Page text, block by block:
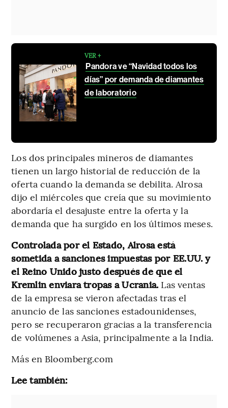
VER +
Pandora ve “Navidad todos los
días” por demanda de diamantes
de laboratorio
Los dos principales mineros de diamantes
tienen un largo historial de reducción de la
oferta cuando la demanda se debilita. Alrosa
dijo el miércoles que creía que su movimiento
abordaría el desajuste entre la oferta y la
demanda que ha surgido en los últimos meses.
Controlada por el Estado, Alrosa está
sometida a sanciones impuestas por EE.UU. y
el Reino Unido justo después de que el
Kremlin enviara tropas a Ucrania. Las ventas
de la empresa se vieron afectadas tras el
anuncio de las sanciones estadounidenses,
pero se recuperaron gracias a la transferencia
de volúmenes a Asia, principalmente a la India.
Más en Bloomberg.com
Lee también: